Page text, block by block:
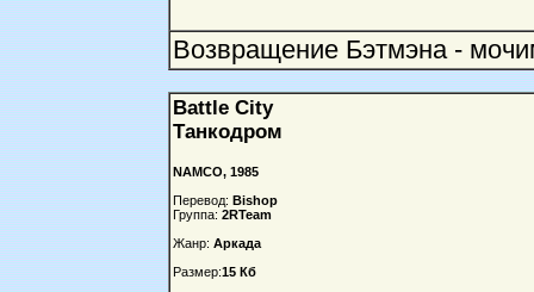
Возвращение Бэтмэна -
Battle City
Танкодром
NAMCO, 1985
Перевод: Bishop
Группа: 2RTeam
Жанр: Аркада
Размер:15 Кб